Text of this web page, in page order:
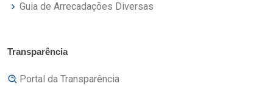
Guia de Arrecadações Diversas
Transparência
Portal da Transparência